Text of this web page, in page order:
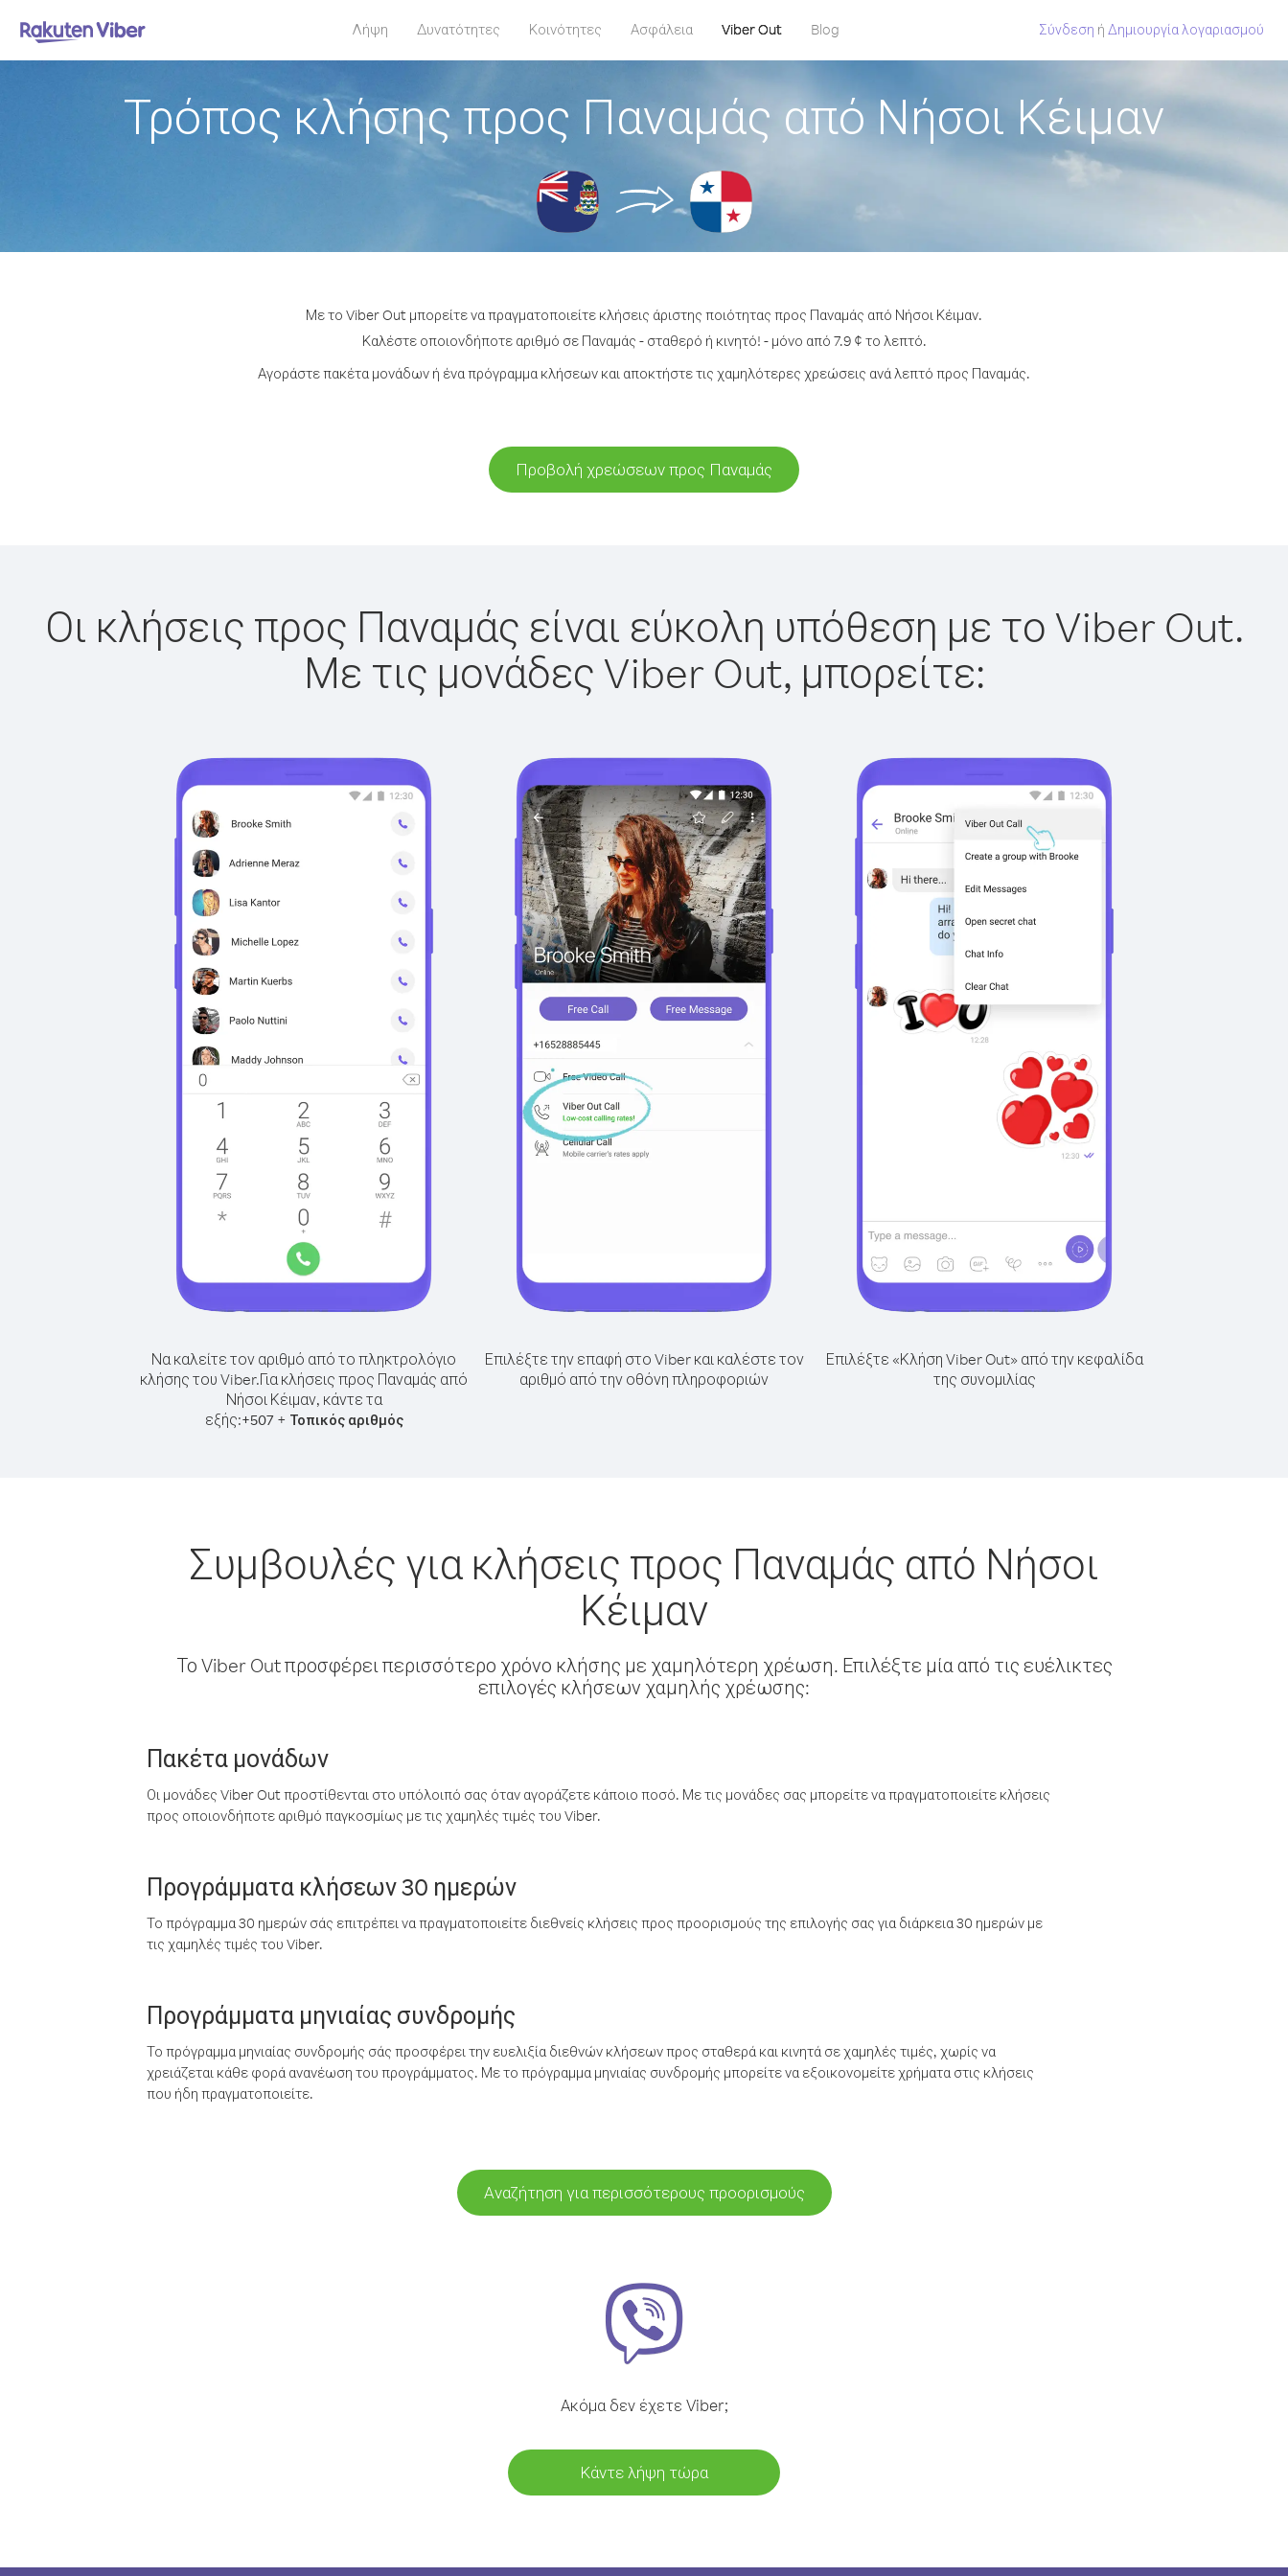
Λήψη Δυνατότητες Κοινότητες Ασφάλεια Viber Out Blog Σύνδεση ή Δημιουργία λογαριασμού
Τρόπος κλήσης προς Παναμάς από Νήσοι Κέιμαν
Με το Viber Out μπορείτε να πραγματοποιείτε κλήσεις άριστης ποιότητας προς Παναμάς από Νήσοι Κέιμαν.
Καλέστε οποιονδήποτε αριθμό σε Παναμάς - σταθερό ή κινητό! - μόνο από 7.9 ¢ το λεπτό.
Αγοράστε πακέτα μονάδων ή ένα πρόγραμμα κλήσεων και αποκτήστε τις χαμηλότερες χρεώσεις ανά λεπτό προς Παναμάς.
Προβολή χρεώσεων προς Παναμάς
Οι κλήσεις προς Παναμάς είναι εύκολη υπόθεση με το Viber Out.
Με τις μονάδες Viber Out, μπορείτε:
Να καλείτε τον αριθμό από το πληκτρολόγιο
κλήσης του Viber.Για κλήσεις προς Παναμάς από
Νήσοι Κέιμαν, κάντε τα
εξής:+507+ Τοπικός αριθμός
Επιλέξτε την επαφή στο Viber και καλέστε τον
αριθμό από την οθόνη πληροφοριών
Επιλέξτε «Κλήση Viber Out» από την κεφαλίδα
της συνομιλίας
Συμβουλές για κλήσεις προς Παναμάς από Νήσοι
Κέιμαν
Το Viber Out προσφέρει περισσότερο χρόνο κλήσης με χαμηλότερη χρέωση. Επιλέξτε μία από τις ευέλικτες
επιλογές κλήσεων χαμηλής χρέωσης:
Πακέτα μονάδων
Οι μονάδες Viber Out προστίθενται στο υπόλοιπό σας όταν αγοράζετε κάποιο ποσό. Με τις μονάδες σας μπορείτε να πραγματοποιείτε κλήσεις
προς οποιονδήποτε αριθμό παγκοσμίως με τις χαμηλές τιμές του Viber.
Προγράμματα κλήσεων 30 ημερών
Το πρόγραμμα 30 ημερών σάς επιτρέπει να πραγματοποιείτε διεθνείς κλήσεις προς προορισμούς της επιλογής σας για διάρκεια 30 ημερών με
τις χαμηλές τιμές του Viber.
Προγράμματα μηνιαίας συνδρομής
Το πρόγραμμα μηνιαίας συνδρομής σάς προσφέρει την ευελιξία διεθνών κλήσεων προς σταθερά και κινητά σε χαμηλές τιμές, χωρίς να
χρειάζεται κάθε φορά ανανέωση του προγράμματος. Με το πρόγραμμα μηνιαίας συνδρομής μπορείτε να εξοικονομείτε χρήματα στις κλήσεις
που ήδη πραγματοποιείτε.
Αναζήτηση για περισσότερους προορισμούς
Ακόμα δεν έχετε Viber;
Κάντε λήψη τώρα